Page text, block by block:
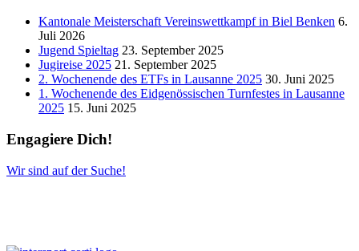
Kantonale Meisterschaft Vereinswettkampf in Biel Benken 6.
Juli 2026
Jugend Spieltag 23. September 2025
Jugireise 2025 21. September 2025
2. Wochenende des ETFs in Lausanne 2025 30. Juni 2025
1. Wochenende des Eidgenössischen Turnfestes in Lausanne
2025 15. Juni 2025
Engagiere Dich!
Wir sind auf der Suche!